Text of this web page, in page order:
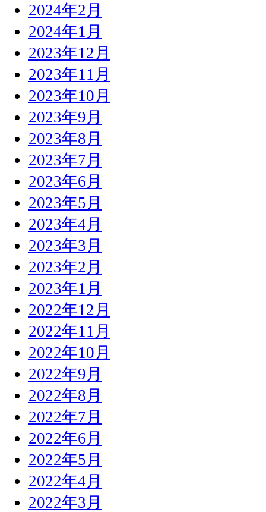
2024年2月
2024年1月
2023年12月
2023年11月
2023年10月
2023年9月
2023年8月
2023年7月
2023年6月
2023年5月
2023年4月
2023年3月
2023年2月
2023年1月
2022年12月
2022年11月
2022年10月
2022年9月
2022年8月
2022年7月
2022年6月
2022年5月
2022年4月
2022年3月